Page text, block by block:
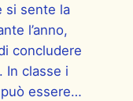
si sente la
l’anno,
concludere
In classe i
può essere…